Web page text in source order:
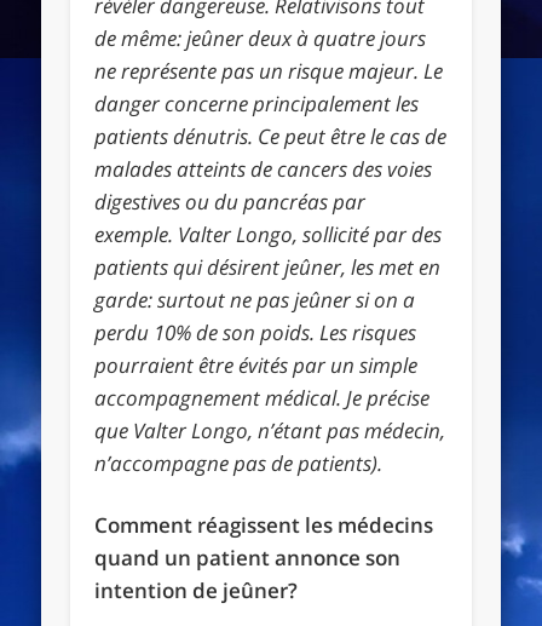
de même: jeûner deux à quatre jours
ne représente pas un risque majeur. Le
danger concerne principalement les
patients dénutris. Ce peut être le cas de
malades atteints de cancers des voies
digestives ou du pancréas par
exemple. Valter Longo, sollicité par des
patients qui désirent jeûner, les met en
garde: surtout ne pas jeûner si on a
perdu 10% de son poids. Les risques
pourraient être évités par un simple
accompagnement médical. Je précise
que Valter Longo, n’étant pas médecin,
n’accompagne pas de patients).
Comment réagissent les médecins
quand un patient annonce son
intention de jeûner?